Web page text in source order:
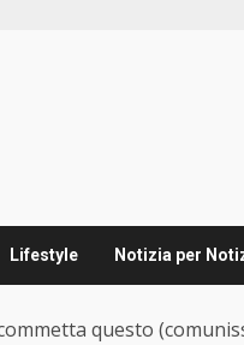
Lifestyle Notizia per
questo